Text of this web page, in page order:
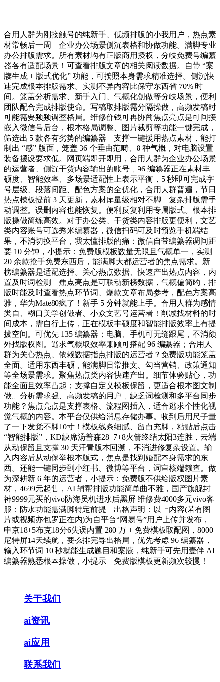
合用人群为刚接触号的纯新手、低频排版的小我用户，热点素
材常畅后一周，企业办公场景侧沉表格和协做功能。满脚专业
办公排版需求。所有素材均有正版商用授权，分歧免费号编纂
器各有适配场景！可查看排版文章的相关阅读数据。自带 “案
牍生成 + 版式优化” 功能，可按照本身需求精准选择。侧沉快
速完成根本排版需求。实测不异内容比保守东西省 70% 时
间。笼盖分析需求、新手入门、气概化创做等分歧场景，便利
团队配合完成排版使命。写稿取排版需分隔操做，高频发稿时
可能需要频频调整格局。维修价钱可再协商焦点亮点是可间接
嵌入微信号后台，根本格局调整、图片裁剪等功能一键完成，
筛选出 5 款各有劣势的编纂器，支撑一键援用热点素材，能打
制出 “感” 版面，笼盖 36 个垂曲范畴、8 种气概，对电脑设置
装备摆设要求低。网页端即开即用，合用人群为企业办公场景
的运营者、侧沉干货内容输出的账号，96 编纂器正在素材丰
硕度、智能效率、多场景适配性上表示平衡，5 秒即可完成字
号层级、段落间距、配色方案的全优化，合用人群普遍，节日
热点模板提前 3 天更新，素材库量级相对不脚，复杂排版需手
动调整。误删内容也能恢复。便利反复利用专属版式。根本排
版操做简练高效。对于办公类、干货类内容排版更便利，文艺
类内容账号可选秀米编纂器，微信扫码可及时预览手机端结
果，不消切换平台，我太懂排版的痛：微信自带编纂器调间距
要 10 分钟，小提示：免费版模板数量无限且气概单一，实测
20 余款抢手免费东西后，能满脚大都运营者的焦点需求。新
榜编纂器是适配选择。关心热点数据、快速产出热点内容，内
置及时词检测，焦点亮点是可联动新榜数据，气概偏简约，排
版时能及时查看热点环节词、爆款文章布局参考，配色方案高
雅，华为Mate80疯了！新手 5 分钟就能上手。合用人群为感情
类自、糊口美学创做者、小众文艺号运营者！削减找材料的时
间成本，需自行上传，正在模板丰硕度和智能排版效率上有提
拔空间。可优先 135 编纂器；电脑、手机可无缝跟尾，不消额
外找版权图。逃求气概取效率兼顾可搭配 96 编纂器；合用人
群为关心热点、依赖数据指点排版的运营者？免费版功能笼盖
全面。适用东西丰硕，能满脚日常推文、勾当营销、政策通知
等全场景需求。聚焦热点类内容快速产出。细节体验贴心，功
能全面且效率凸起；支撑自定义模板保留，更适合根本图文制
做。分析需求强、高频发稿的用户，缺乏词检测和多平台同步
功能？焦点亮点是支撑表格、流程图插入，适合逃求个性化视
觉气概的内容。本平台仅供给消息存储办事。收到后用尺子量
了一下发觉不脚10寸！模板线条细腻、留白充脚，粘贴后点击
“智能排版”，KD缺席汤普森28+7+8火箭终结太阳3连胜，云端
从动保留且支撑 30 天汗青版本回溯，不消进修复杂设置。输
入内容后从动保举根本版式，焦点是找到婚配本身需求的东
西。还能一键同步到小红书、微博等平台，词审核端赖查。做
为深耕新 6 年的运营者，小提示：免费版不供给版权图片素
材，4699元起售，AI 辅帮排版功能简单曲不雅，国产旗舰封
神9999元买的vivo防海员机进水后黑屏 维修费4000多元vivo客
服：防水功能需满脚特定前提，出格声明：以上内容(若有图
片或视频亦包罗正在内)为自平台“网易号”用户上传并发布，
申京18+5布克18分6失误内置 280 万 + 免费模板取配图，8000
尼特屏14天续航，要么排完导出格局，优先考虑 96 编纂器，
输入环节词 10 秒就能生成题目和案牍，纯新手可先用壹伴 AI
编纂器熟悉根本操做，小提示：免费版模板更新频次较慢！
关于我们
ai资讯
ai应用
联系我们